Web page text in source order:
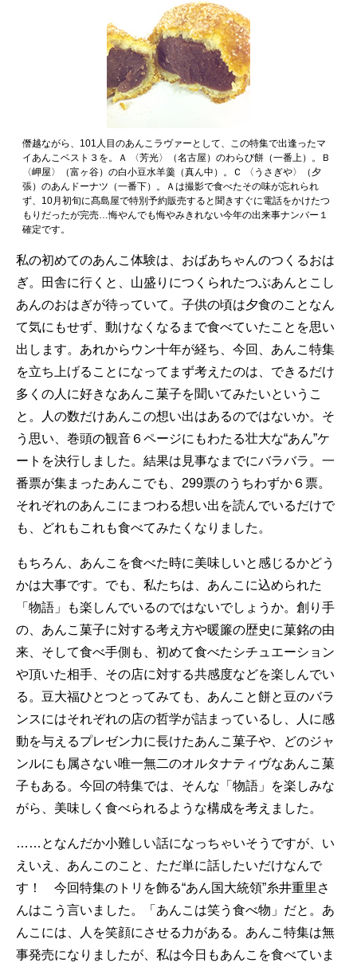
僭越ながら、101人目のあんこラヴァーとして、この特集で出逢ったマ
イあんこベスト３を。Ａ 〈芳光〉（名古屋）のわらび餅（一番上）。Ｂ
〈岬屋〉（富ヶ谷）の白小豆水羊羹（真ん中）。Ｃ 〈うさぎや〉（夕
張）のあんドーナツ（一番下）。Ａは撮影で食べたその味が忘れられ
ず、10月初旬に髙島屋で特別予約販売すると聞きすぐに電話をかけたつ
もりだったが完売…悔やんでも悔やみきれない今年の出来事ナンバー１
確定です。
私の初めてのあんこ体験は、おばあちゃんのつくるおは
ぎ。田舎に行くと、山盛りにつくられたつぶあんとこし
あんのおはぎが待っていて。子供の頃は夕食のことなん
て気にもせず、動けなくなるまで食べていたことを思い
出します。あれからウン十年が経ち、今回、あんこ特集
を立ち上げることになってまず考えたのは、できるだけ
多くの人に好きなあんこ菓子を聞いてみたいというこ
と。人の数だけあんこの想い出はあるのではないか。そ
う思い、巻頭の観音６ページにもわたる壮大な“あん”ケ
ートを決行しました。結果は見事なまでにバラバラ。一
番票が集まったあんこでも、299票のうちわずか６票。
それぞれのあんこにまつわる想い出を読んでいるだけで
も、どれもこれも食べてみたくなりました。
もちろん、あんこを食べた時に美味しいと感じるかどう
かは大事です。でも、私たちは、あんこに込められた
「物語」も楽しんでいるのではないでしょうか。創り手
の、あんこ菓子に対する考え方や暖簾の歴史に菓銘の由
来、そして食べ手側も、初めて食べたシチュエーション
や頂いた相手、その店に対する共感度などを楽しんでい
る。豆大福ひとつとってみても、あんこと餅と豆のバラ
ンスにはそれぞれの店の哲学が詰まっているし、人に感
動を与えるプレゼン力に長けたあんこ菓子や、どのジャ
ンルにも属さない唯一無二のオルタナティヴなあんこ菓
子もある。今回の特集では、そんな「物語」を楽しみな
がら、美味しく食べられるような構成を考えました。
……となんだか小難しい話になっちゃいそうですが、い
えいえ、あんこのこと、ただ単に話したいだけなんで
す！ 今回特集のトリを飾る“あん国大統領”糸井重里さ
んはこう言いました。「あんこは笑う食べ物」だと。あ
んこには、人を笑顔にさせる力がある。あんこ特集は無
事発売になりましたが、私は今日もあんこを食べていま